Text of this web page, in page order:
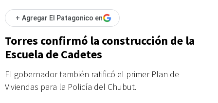
+ Agregar El Patagonico en
Torres confirmó la construcción de la
Escuela de Cadetes
El gobernador también ratificó el primer Plan de
Viviendas para la Policía del Chubut.